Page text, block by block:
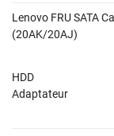
Lenovo FRU SATA
(20AK/20AJ)
HDD
Adaptateur